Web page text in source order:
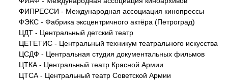
ФИПРЕССИ - Международная ассоциация кинопрессы
ФЭКС - Фабрика эксцентричного актёра (Петроград)
ЦДТ - Центральный детский театр
ЦЕТЕТИС - Центральный техникум театрального искусства
ЦСДФ - Центральная студия документальных фильмов
ЦТКА - Центральный театр Красной Армии
ЦТСА - Центральный театр Советской Армии